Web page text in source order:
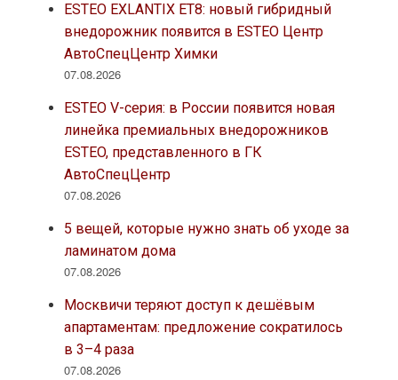
ESTEO EXLANTIX ET8: новый гибридный
внедорожник появится в ESTEO Центр
АвтоСпецЦентр Химки
07.08.2026
ESTEO V-серия: в России появится новая
линейка премиальных внедорожников
ESTEO, представленного в ГК
АвтоСпецЦентр
07.08.2026
5 вещей, которые нужно знать об уходе за
ламинатом дома
07.08.2026
Москвичи теряют доступ к дешёвым
апартаментам: предложение сократилось
в 3–4 раза
07.08.2026